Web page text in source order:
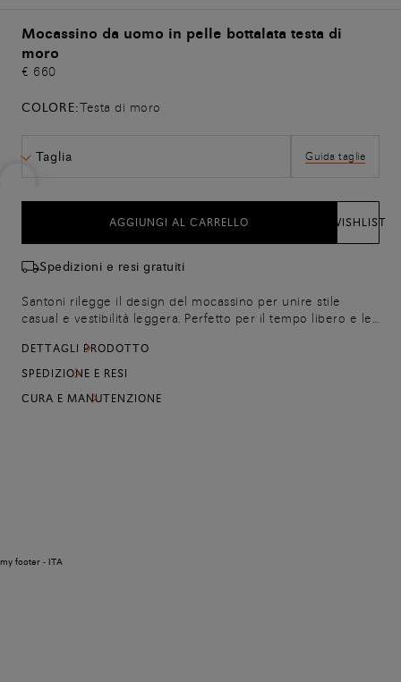
Mocassino da uomo in pelle bottalata testa di
moro
€ 660
COLORE:Testa di moro
Taglia Guida taglie
AGGIUNGI AL CARRELLO WISHLIST
Spedizioni e resi gratuiti
Santoni rilegge il design del mocassino per unire stile
casual e vestibilità leggera. Perfetto per il tempo libero e le
bottalata dalla grana piccola e lussuosa al tatto. Il fondo in
gomma rende la scarpa flessibile e piacevole da indossare
DETTAGLI PRODOTTO
SPEDIZIONE E RESI
CURA E MANUTENZIONE
my footer - ITA